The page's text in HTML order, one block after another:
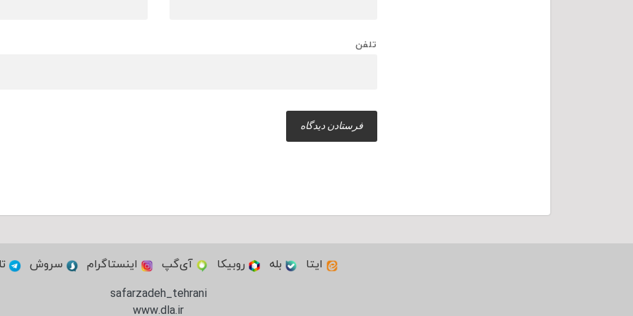
تلفن
ایتا بله روبیکا آی‌گپ اینستاگرام سروش
safarzadeh_tehrani
www.dla.ir